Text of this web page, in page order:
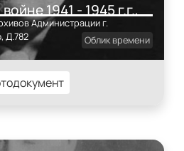
1941 - 1945 г.г.,
Администрации г.
Д.782
Облик времени